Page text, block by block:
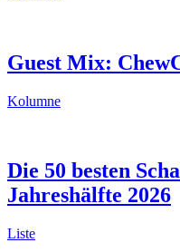
Guest Mix:
Kolumne
Die 50 besten
Jahreshälfte 2026
Liste